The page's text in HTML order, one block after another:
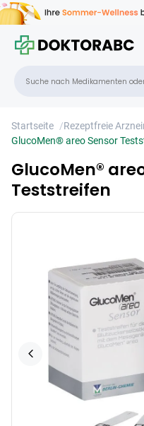
Startseite /Rezeptfreie
GlucoMen® areo Sensor
GlucoMen®
Teststreifen